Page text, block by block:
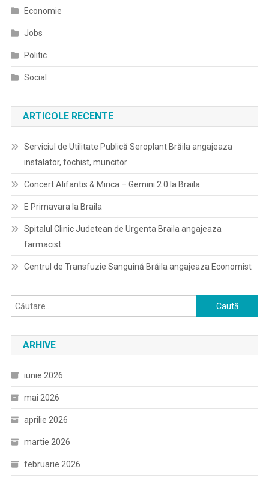
Economie
Jobs
Politic
Social
ARTICOLE RECENTE
Serviciul de Utilitate Publică Seroplant Brăila angajeaza
instalator, fochist, muncitor
Concert Alifantis & Mirica – Gemini 2.0 la Braila
E Primavara la Braila
Spitalul Clinic Judetean de Urgenta Braila angajeaza
farmacist
Centrul de Transfuzie Sanguină Brăila angajeaza Economist
Caută
după:
ARHIVE
iunie 2026
mai 2026
aprilie 2026
martie 2026
februarie 2026